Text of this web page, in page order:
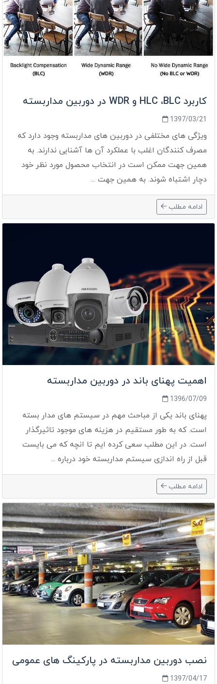
کاربرد HLC ،BLC و WDR در دوربین مداربسته
1397/03/21
ویژگی های مختلفی در دوربین های مداربسته وجود دارد که
مصرف کنندگان اغلب با عملکرد آن ها آشنایی ندارند. به
همین جهت ممکن است در انتخاب محصول مورد نظر خود
دچار اشتباه شوند. به همین جهت ...
ادامه مطلب
اهمیت پهنای باند در دوربین مداربسته
1396/07/09
پهنای باند یکی از مباحث مهم در سیستم های مدار بسته
است. که به طور مستقیم در هزینه های موجود تاثیرگذار
است. در این مطلب سعی کرده ایم تا انچه که می بایست
قبل از راه اندازی سیستم مداربسته خود درباره ...
ادامه مطلب
نصب دوربین مداربسته در پارکینگ های عمومی
1397/04/17